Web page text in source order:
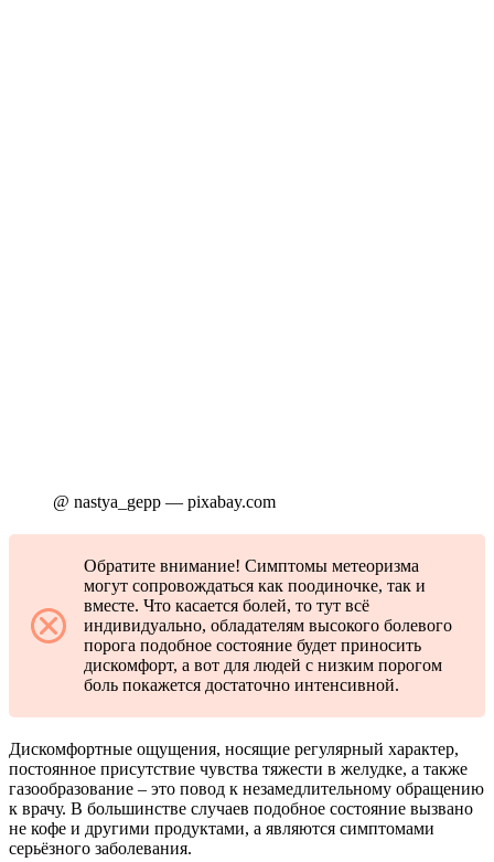
@ nastya_gepp — pixabay.com
Обратите внимание! Симптомы метеоризма
могут сопровождаться как поодиночке, так и
вместе. Что касается болей, то тут всё
индивидуально, обладателям высокого болевого
порога подобное состояние будет приносить
дискомфорт, а вот для людей с низким порогом
боль покажется достаточно интенсивной.
Дискомфортные ощущения, носящие регулярный характер,
постоянное присутствие чувства тяжести в желудке, а также
газообразование – это повод к незамедлительному обращению
к врачу. В большинстве случаев подобное состояние вызвано
не кофе и другими продуктами, а являются симптомами
серьёзного заболевания.